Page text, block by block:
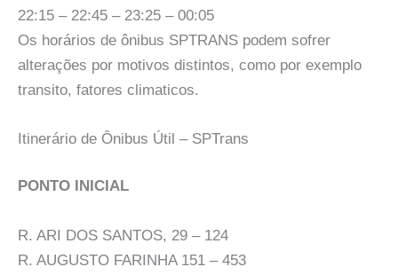
22:15 – 22:45 – 23:25 – 00:05
Os horários de ônibus SPTRANS podem sofrer
alterações por motivos distintos, como por exemplo
transito, fatores climaticos.
Itinerário de Ônibus Útil – SPTrans
PONTO INICIAL
R. ARI DOS SANTOS, 29 – 124
R. AUGUSTO FARINHA 151 – 453